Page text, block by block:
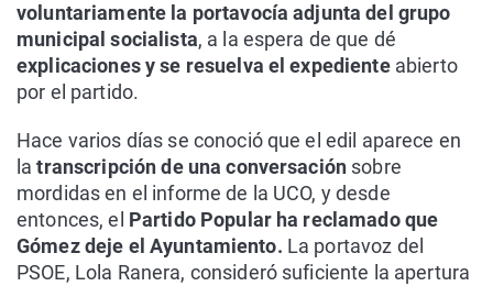
voluntariamente la portavocía adjunta del grupo
municipal socialista, a la espera de que dé
explicaciones y se resuelva el expedienteabierto
por el partido.
Hace varios días se conoció que el edil aparece en
latranscripción de una conversación sobre
mordidas en el informe de la UCO, y desde
entonces, el Partido Popular ha reclamado que
Gómez deje el Ayuntamiento. La portavoz del
PSOE, Lola Ranera, consideró suficiente la apertura